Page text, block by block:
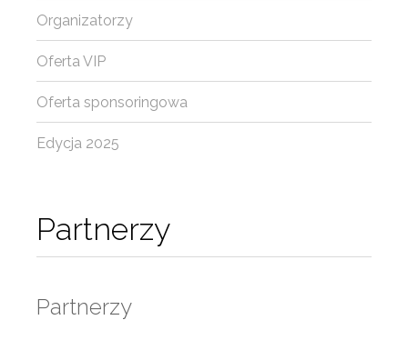
Partnerzy
Partnerzy
Organizatorzy
Oferta VIP
Oferta sponsoringowa
Edycja 2025